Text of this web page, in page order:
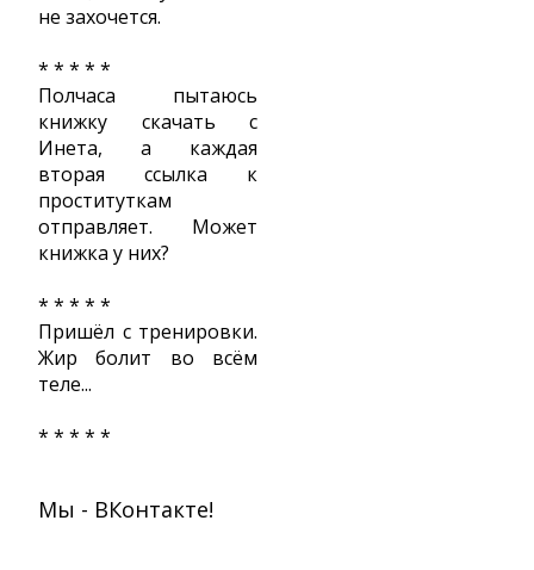
не захочется.
* * * * *
Полчаса пытаюсь
книжку скачать с
Инета, а каждая
вторая ссылка к
проституткам
отправляет. Может
книжка у них?
* * * * *
Пришёл с тренировки.
Жир болит во всём
теле...
* * * * *
Мы - ВКонтакте!